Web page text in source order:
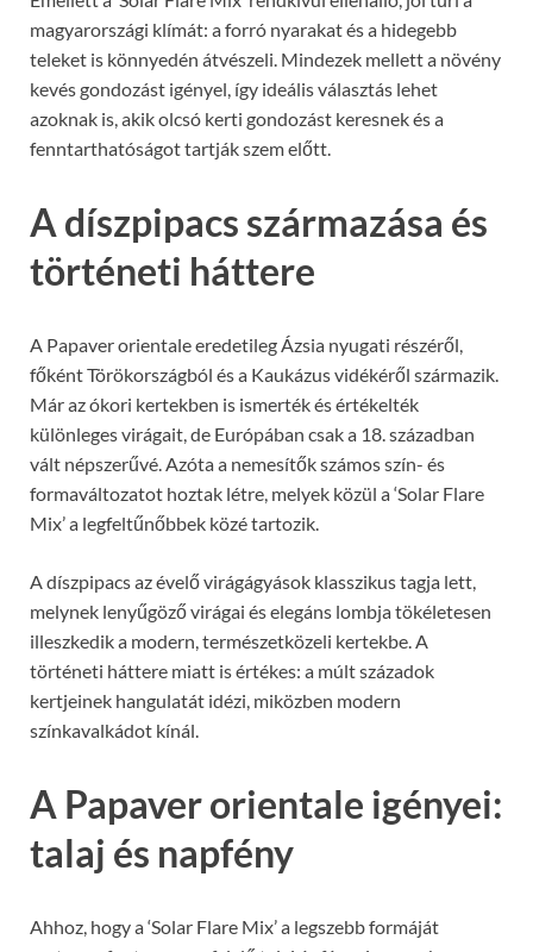
magyarországi klímát: a forró nyarakat és a hidegebb
teleket is könnyedén átvészeli. Mindezek mellett a növény
kevés gondozást igényel, így ideális választás lehet
azoknak is, akik olcsó kerti gondozást keresnek és a
fenntarthatóságot tartják szem előtt.
A díszpipacs származása és
történeti háttere
A Papaver orientale eredetileg Ázsia nyugati részéről,
főként Törökországból és a Kaukázus vidékéről származik.
Már az ókori kertekben is ismerték és értékelték
különleges virágait, de Európában csak a 18. században
vált népszerűvé. Azóta a nemesítők számos szín- és
formaváltozatot hoztak létre, melyek közül a ‘Solar Flare
Mix’ a legfeltűnőbbek közé tartozik.
A díszpipacs az évelő virágágyások klasszikus tagja lett,
melynek lenyűgöző virágai és elegáns lombja tökéletesen
illeszkedik a modern, természetközeli kertekbe. A
történeti háttere miatt is értékes: a múlt századok
kertjeinek hangulatát idézi, miközben modern
színkavalkádot kínál.
A Papaver orientale igényei:
talaj és napfény
Ahhoz, hogy a ‘Solar Flare Mix’ a legszebb formáját